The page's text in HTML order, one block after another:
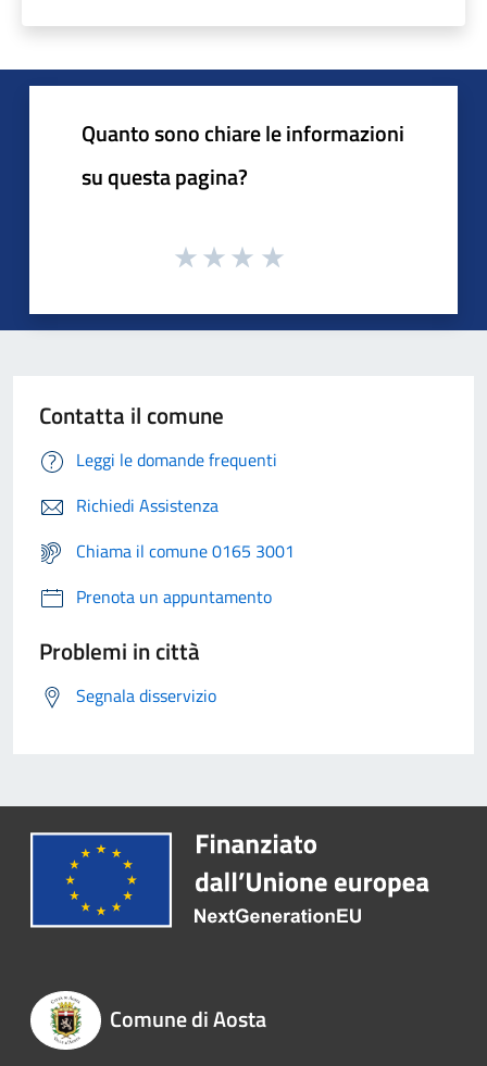
Quanto sono chiare le informazioni
su questa pagina?
Contatta il comune
Leggi le domande frequenti
Richiedi Assistenza
Chiama il comune 0165 3001
Prenota un appuntamento
Problemi in città
Segnala disservizio
Comune di Aosta